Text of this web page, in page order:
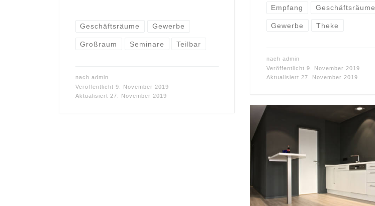
Geschäftsräume Gewerbe
Großraum Seminare Teilbar
nach admin
Veröffentlicht 9. November 2019
Aktualisiert 27. November 2019
Empfang Geschäftsräume
Gewerbe Theke
nach admin
Veröffentlicht 9. November 2019
Aktualisiert 27. November 2019